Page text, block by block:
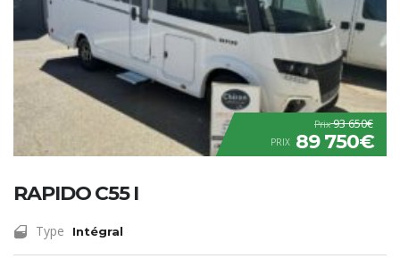
Prix93 650€
PRIX 89 750€
RAPIDO C55 I
Type Intégral